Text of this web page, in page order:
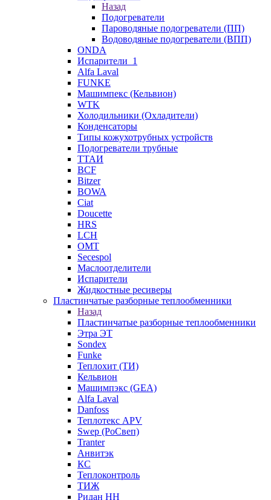
Назад
Подогреватели
Пароводяные подогреватели (ПП)
Водоводяные подогреватели (ВПП)
ONDA
Испарители_1
Alfa Laval
FUNKE
Машимпекс (Кельвион)
WTK
Холодильники (Охладители)
Конденсаторы
Типы кожухотрубных устройств
Подогреватели трубные
ТТАИ
BCF
Bitzer
BOWA
Ciat
Doucette
HRS
LCH
OMT
Secespol
Маслоотделители
Испарители
Жидкостные ресиверы
Пластинчатые разборные теплообменники
Назад
Пластинчатые разборные теплообменники
Этра ЭТ
Sondex
Funke
Теплохит (ТИ)
Кельвион
Машимпэкс (GEA)
Alfa Laval
Danfoss
Теплотекс APV
Swep (РоСвеп)
Tranter
Анвитэк
КС
Теплоконтроль
ТИЖ
Ридан НН